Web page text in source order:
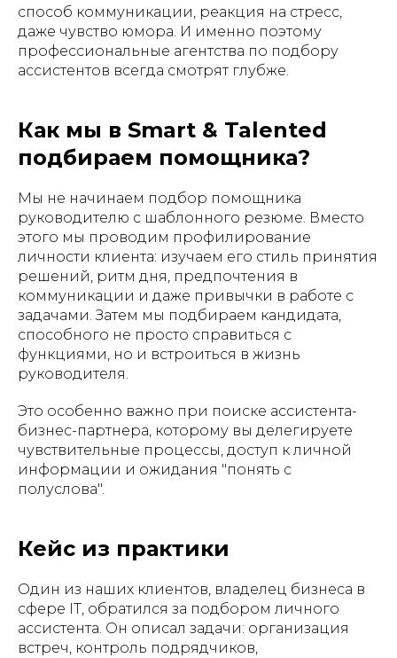
способ коммуникации, реакция на стресс,
даже чувство юмора. И именно поэтому
профессиональные агентства по подбору
ассистентов всегда смотрят глубже.
Как мы в Smart & Talented
подбираем помощника?
Мы не начинаем подбор помощника
руководителю с шаблонного резюме. Вместо
этого мы проводим профилирование
личности клиента: изучаем его стиль принятия
решений, ритм дня, предпочтения в
коммуникации и даже привычки в работе с
задачами. Затем мы подбираем кандидата,
способного не просто справиться с
функциями, но и встроиться в жизнь
руководителя.
Это особенно важно при поиске ассистента-
бизнес-партнера, которому вы делегируете
чувствительные процессы, доступ к личной
информации и ожидания "понять с
полуслова".
Кейс из практики
Один из наших клиентов, владелец бизнеса в
сфере IT, обратился за подбором личного
ассистента. Он описал задачи: организация
встреч, контроль подрядчиков,